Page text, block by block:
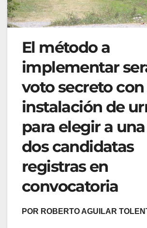
El método a
implementar
voto secreto con
instalación de
para elegir a
dos candidatas
registras en
convocatoria
POR ROBERTO AGUILAR